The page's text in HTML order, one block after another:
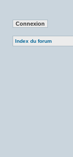
Index du forum